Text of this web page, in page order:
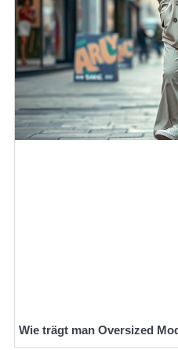
Wie trägt man Oversized